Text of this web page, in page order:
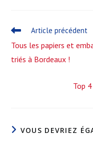
Read
articles
Article précédent
Tous les papiers et
triés à Bordeaux !
Top
VOUS DEVRIEZ